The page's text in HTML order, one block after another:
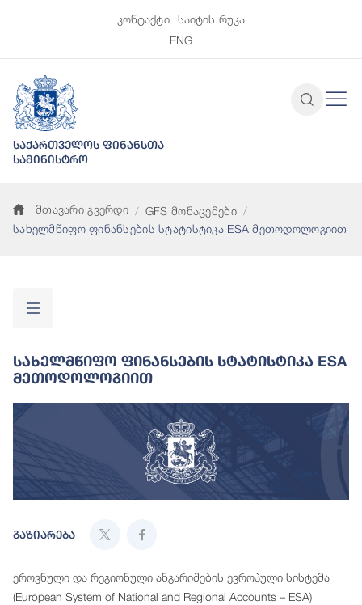
კონტაქტი
საიტის რუკა
ENG
საქართველოს ფინანსთა
სამინისტრო
მთავარი გვერდი
GFS მონაცემები
სახელმწიფო ფინანსების სტატისტიკა ESA მეთოდოლოგიით
Სახელმწიფო Ფინანსების Სტატისტიკა ESA
Მეთოდოლოგიით
გაზიარება
ეროვნული და რეგიონული ანგარიშების ევროპული სისტემა
(European System of National and Regional Accounts – ESA)